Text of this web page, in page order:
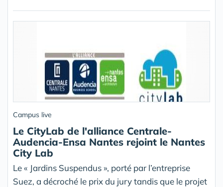
Campus live
Le CityLab de l'alliance Centrale-
Audencia-Ensa Nantes rejoint le Nantes
City Lab
Le « Jardins Suspendus », porté par l’entreprise
Suez, a décroché le prix du jury tandis que le projet